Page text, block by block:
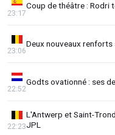
Coup de théâtre : Rodri
23:17
Deux nouveaux
23:06
Godts ovationné : ses
22:52
L'Antwerp et Saint-
JPL
22:23